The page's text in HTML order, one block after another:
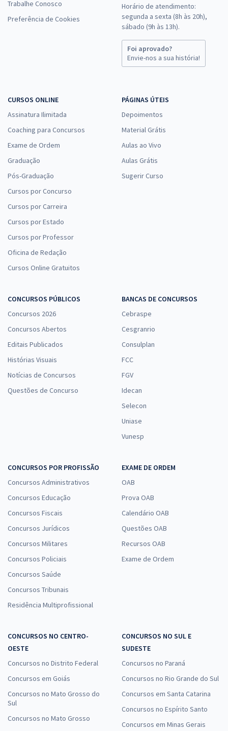
Trabalhe Conosco
Preferência de Cookies
Horário de atendimento:
segunda a sexta (8h às 20h),
sábado (9h às 13h).
Foi aprovado?
Envie-nos a sua história!
CURSOS ONLINE
Assinatura Ilimitada
Coaching para Concursos
Exame de Ordem
Graduação
Pós-Graduação
Cursos por Concurso
Cursos por Carreira
Cursos por Estado
Cursos por Professor
Oficina de Redação
Cursos Online Gratuitos
PÁGINAS ÚTEIS
Depoimentos
Material Grátis
Aulas ao Vivo
Aulas Grátis
Sugerir Curso
CONCURSOS PÚBLICOS
Concursos 2026
Concursos Abertos
Editais Publicados
Histórias Visuais
Notícias de Concursos
Questões de Concurso
BANCAS DE CONCURSOS
Cebraspe
Cesgranrio
Consulplan
FCC
FGV
Idecan
Selecon
Uniase
Vunesp
CONCURSOS POR PROFISSÃO
Concursos Administrativos
Concursos Educação
Concursos Fiscais
Concursos Jurídicos
Concursos Militares
Concursos Policiais
Concursos Saúde
Concursos Tribunais
Residência Multiprofissional
EXAME DE ORDEM
OAB
Prova OAB
Calendário OAB
Questões OAB
Recursos OAB
Exame de Ordem
CONCURSOS NO CENTRO-
OESTE
Concursos no Distrito Federal
Concursos em Goiás
Concursos no Mato Grosso do
Sul
Concursos no Mato Grosso
CONCURSOS NO SUL E
SUDESTE
Concursos no Paraná
Concursos no Rio Grande do Sul
Concursos em Santa Catarina
Concursos no Espírito Santo
Concursos em Minas Gerais